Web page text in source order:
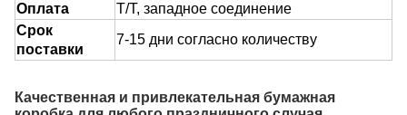
Оплата
Т/Т, западное соединение
Срок
поставки
7-15 дни согласно количеству
Качественная и привлекательная бумажная